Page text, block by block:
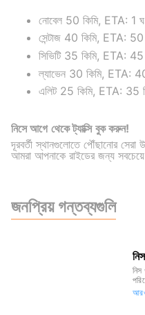
নোবেল 50 কিমি, ETA: 1
সেন্টাজ 40 কিমি, ETA:
সিভিটি 35 কিমি, ETA:
ল্যাভেন 30 কিমি, ETA:
এলিট 25 কিমি, ETA: 35
নিসে আগে থেকে ট্যাক্সি বুক করুন!
দূরবর্তী স্থানগুলোতে পৌঁছানোর
আমরা আপনাকে রাইডের জন্য
জনপ্রিয় গন্তব্যগুলি